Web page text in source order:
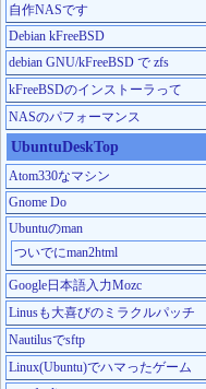
自作NASです
Debian kFreeBSD
debian GNU/kFreeBSD で zfs
kFreeBSDのインストーラって
NASのパフォーマンス
UbuntuDeskTop
Atom330なマシン
Gnome Do
Ubuntuのman
ついでにman2html
Google日本語入力Mozc
Linusも大喜びのミラクルパッチ
Nautilusでsftp
Linux(Ubuntu)でハマったゲーム